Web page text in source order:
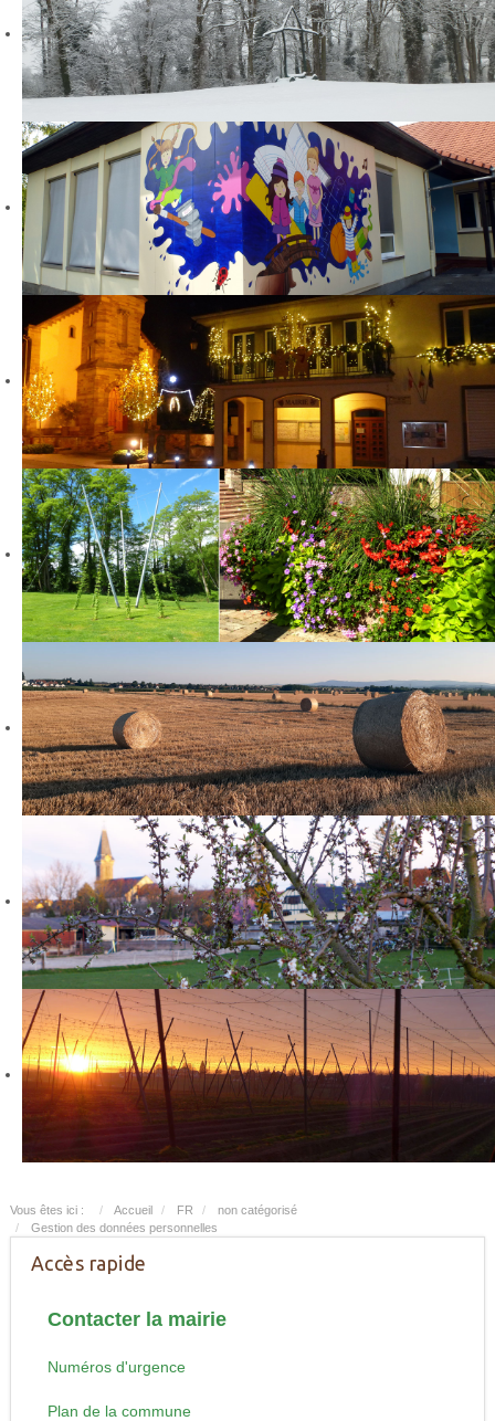
Vous êtes ici : Accueil FR
non catégorisé
Gestion des données personnelles
Accès rapide
Contacter la mairie
Numéros d'urgence
Plan de la commune